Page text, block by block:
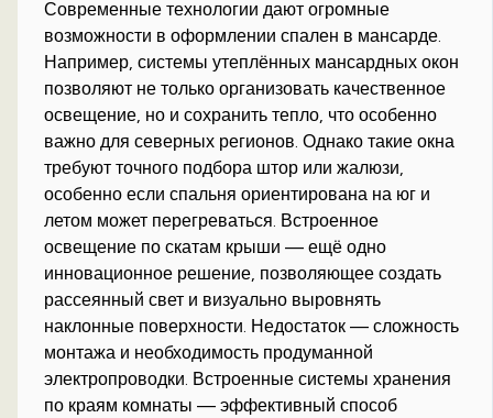
Современные технологии дают огромные
возможности в оформлении спален в мансарде.
Например, системы утеплённых мансардных окон
позволяют не только организовать качественное
освещение, но и сохранить тепло, что особенно
важно для северных регионов. Однако такие окна
требуют точного подбора штор или жалюзи,
особенно если спальня ориентирована на юг и
летом может перегреваться. Встроенное
освещение по скатам крыши — ещё одно
инновационное решение, позволяющее создать
рассеянный свет и визуально выровнять
наклонные поверхности. Недостаток — сложность
монтажа и необходимость продуманной
электропроводки. Встроенные системы хранения
по краям комнаты — эффективный способ